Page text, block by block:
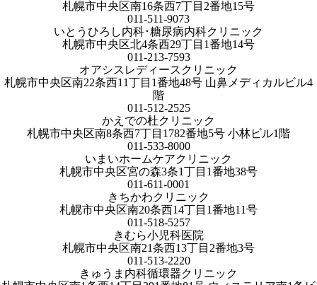
札幌市中央区南16条西7丁目2番地15号
011-511-9073
いとうひろし内科･糖尿病内科クリニック
札幌市中央区北4条西29丁目1番地14号
011-213-7593
オアシスレディースクリニック
札幌市中央区南22条西11丁目1番地48号 山鼻メディカルビル4
階
011-512-2525
かえでの杜クリニック
札幌市中央区南8条西7丁目1782番地5号 小林ビル1階
011-533-8000
いまいホームケアクリニック
札幌市中央区宮の森3条1丁目1番地38号
011-611-0001
きちかわクリニック
札幌市中央区南20条西14丁目1番地11号
011-518-5257
きむら小児科医院
札幌市中央区南21条西13丁目2番地3号
011-513-2220
きゅうま内科循環器クリニック